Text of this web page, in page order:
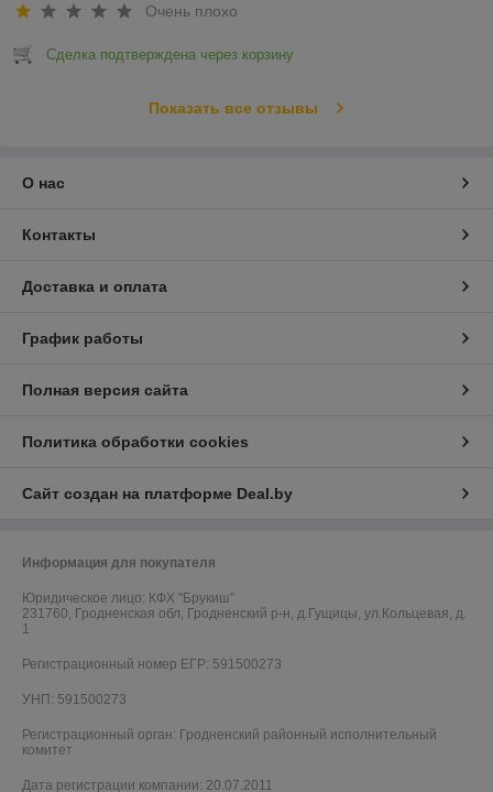
Очень плохо
Сделка подтверждена через корзину
Показать все отзывы
О нас
Контакты
Доставка и оплата
График работы
Полная версия сайта
Политика обработки cookies
Сайт создан на платформе Deal.by
Информация для покупателя
Юридическое лицо: КФХ "Брукиш"
231760, Гродненская обл, Гродненский р-н, д.Гущицы, ул.Кольцевая, д.
1
Регистрационный номер ЕГР: 591500273
УНП: 591500273
Регистрационный орган: Гродненский районный исполнительный
комитет
Дата регистрации компании: 20.07.2011